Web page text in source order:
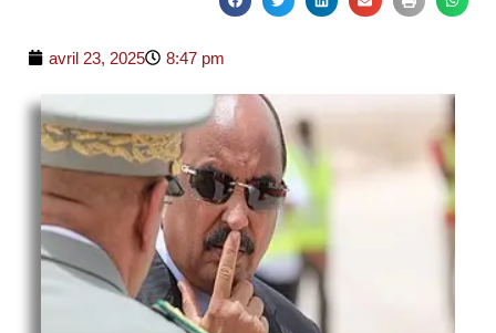
avril 23, 2025 8:47 pm